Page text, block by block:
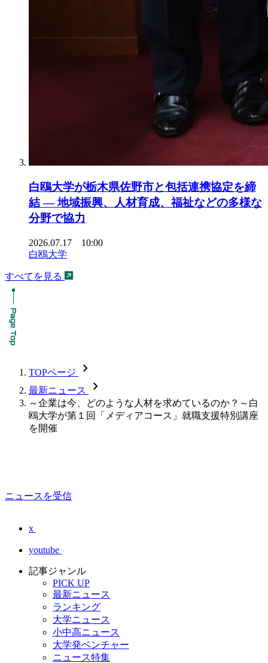
白鴎大学が栃木県佐野市と包括連携協定を締
結 ― 地域振興、人材育成、福祉などの多様な
分野で協力
2026.07.17 10:00
白鴎大学
すべてを見る
TOPページ chevron_forward
最新ニュース chevron_forward
～企業は今、どのような人材を求めているのか？～白
鴎大学が第１回「メディアコース」就職支援特別講座
を開催
ニュースを受信
x
youtube
記事ジャンル
PICK UP
最新ニュース
ランキング
大学ニュース
小中高ニュース
大学発ベンチャー
ニュース特集